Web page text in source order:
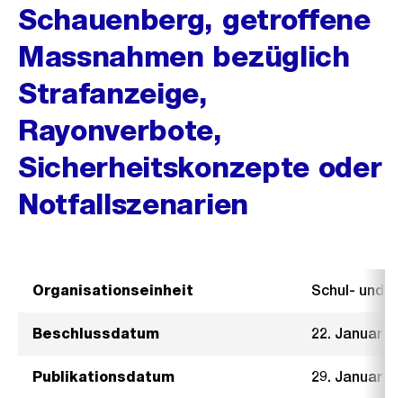
Schauenberg, getroffene
Massnahmen bezüglich
Strafanzeige,
Rayonverbote,
Sicherheitskonzepte oder
Notfallszenarien
Organisationseinheit Schul- und
Beschlussdatum 22. Januar
Publikationsdatum 29. Januar